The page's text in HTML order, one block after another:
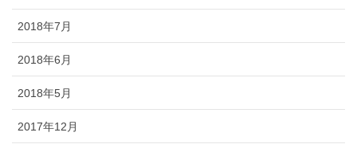
2018年7月
2018年6月
2018年5月
2017年12月